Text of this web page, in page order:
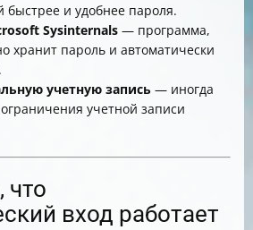
быстрее и удобнее пароля.
Sysinternals — программа,
хранит пароль и автоматически
учетную запись — иногда
учетной записи
что
вход работает